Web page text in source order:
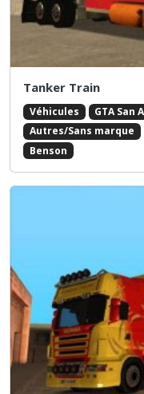
Tanker Train
Véhicules GTA San
Autres/Sans marque
Benson